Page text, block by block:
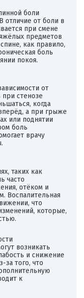
боли
отличие от боли в
при смене
предметов
как правило,
боль
покоя.
от
стенозе
когда
а при грыже
или поднятии
боль
врачу
таких как
часто
отёком и
Воспалительная
что
которые,
возникать
и снижение
за того, что
к